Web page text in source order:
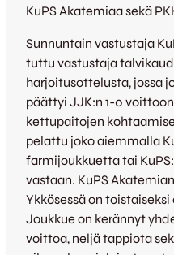
KuPS Akatemiaa sekä
Sunnuntain vastustaja
tuttu vastustaja
harjoitusottelusta, jossa
päättyi JJK:n 1-0
kettupaitojen
pelattu joko aiemmalla
farmijoukkuetta tai
vastaan. KuPS
Ykkösessä on
Joukkue on kerännyt
voittoa, neljä tappiota